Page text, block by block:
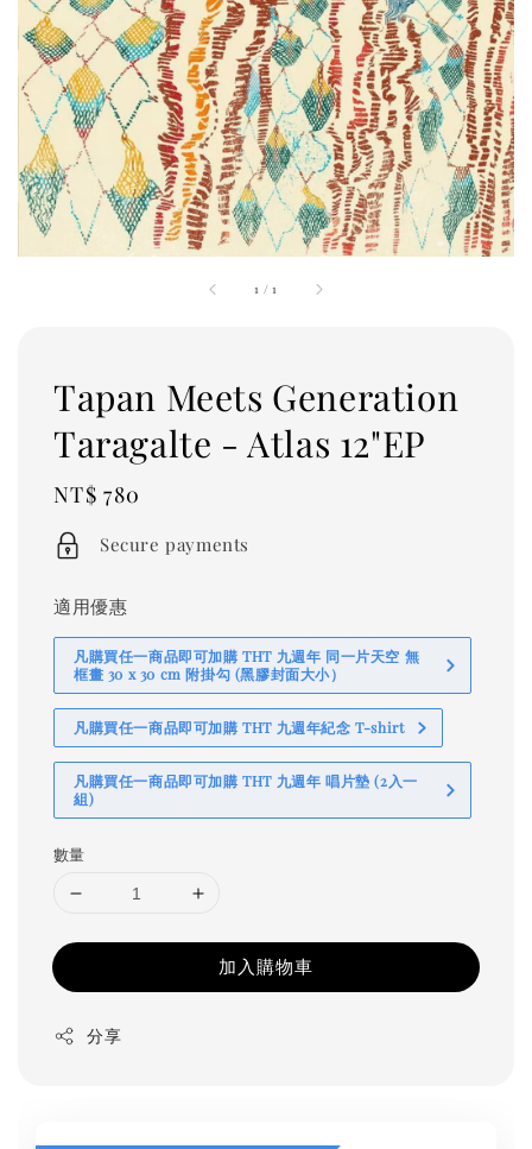
1 /1
Tapan Meets Generation
Taragalte - Atlas 12"EP
Regular
price
NT$ 780
Secure payments
適用優惠
凡購買任一商品即可加購 THT 九週年 同一片天空 無
框畫 30 x 30 cm 附掛勾 (黑膠封面大小）
凡購買任一商品即可加購 THT 九週年紀念 T-shirt
凡購買任一商品即可加購 THT 九週年 唱片墊 (2入一
組)
數量
加入購物車
分享